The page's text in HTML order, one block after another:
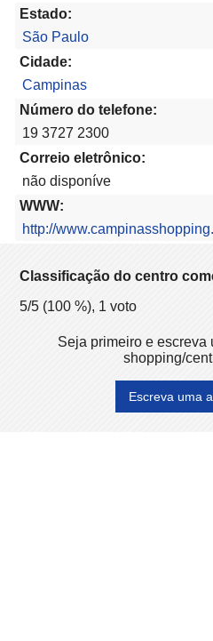
Estado:
São Paulo
Cidade:
Campinas
Número do telefone:
19 3727 2300
Correio eletrônico:
não disponíve
WWW:
http://
Classificação do centro
5/5 (100 %), 1 voto
Seja primeiro e escreva
shopping/
Escreva uma